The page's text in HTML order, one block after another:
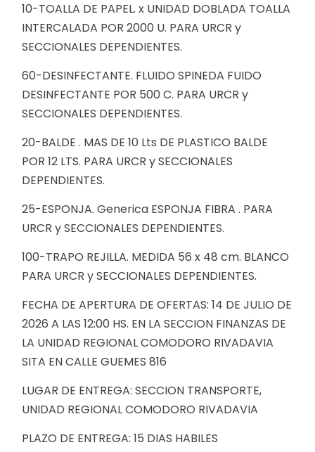
10-TOALLA DE PAPEL. x UNIDAD DOBLADA TOALLA
INTERCALADA POR 2000 U. PARA URCR y
SECCIONALES DEPENDIENTES.
60-DESINFECTANTE. FLUIDO SPINEDA FUIDO
DESINFECTANTE POR 500 C. PARA URCR y
SECCIONALES DEPENDIENTES.
20-BALDE . MAS DE 10 Lts DE PLASTICO BALDE
POR 12 LTS. PARA URCR y SECCIONALES
DEPENDIENTES.
25-ESPONJA. Generica ESPONJA FIBRA . PARA
URCR y SECCIONALES DEPENDIENTES.
100-TRAPO REJILLA. MEDIDA 56 x 48 cm. BLANCO
PARA URCR y SECCIONALES DEPENDIENTES.
FECHA DE APERTURA DE OFERTAS: 14 DE JULIO DE
2026 A LAS 12:00 HS. EN LA SECCION FINANZAS DE
LA UNIDAD REGIONAL COMODORO RIVADAVIA
SITA EN CALLE GUEMES 816
LUGAR DE ENTREGA: SECCION TRANSPORTE,
UNIDAD REGIONAL COMODORO RIVADAVIA
PLAZO DE ENTREGA: 15 DIAS HABILES